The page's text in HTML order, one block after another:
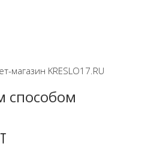
магазин KRESLO17.RU
способом